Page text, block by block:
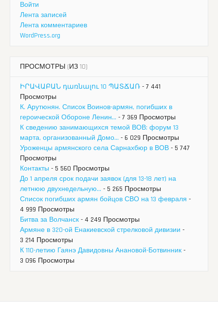
Войти
Лента записей
Лента комментариев
WordPress.org
ПРОСМОТРЫ (ИЗ 10)
ԻՐԱՎԱԲԱՆ դառնալու 10 ՊԱՏՃԱՌ - 7 441
Просмотры
К. Арутюнян. Список Воинов-армян, погибших в
героической Обороне Ленин... - 7 369 Просмотры
К сведению занимающихся темой ВОВ: форум 13
марта, организованный Домо... - 6 029 Просмотры
Уроженцы армянского села Сарнахбюр в ВОВ - 5 747
Просмотры
Контакты - 5 560 Просмотры
До 1 апреля срок подачи заявок (для 13-18 лет) на
летнюю двухнедельную... - 5 265 Просмотры
Список погибших армян бойцов СВО на 13 февраля -
4 999 Просмотры
Битва за Волчанск - 4 249 Просмотры
Армяне в 320-ой Енакиевской стрелковой дивизии -
3 214 Просмотры
К 110-летию Гаянэ Давидовны Анановой-Ботвинник -
3 096 Просмотры